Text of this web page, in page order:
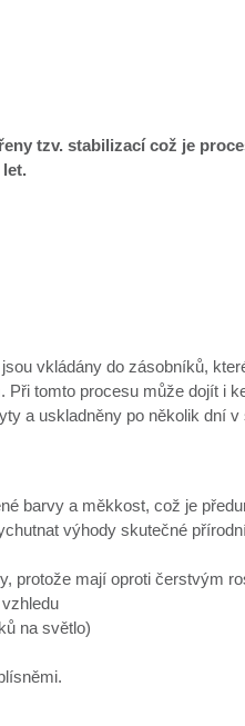
tzv. stabilizací což je
vkládány do zásobníků,
tomto procesu může dojít i
a uskladněny po několik dní
barvy a měkkost, což je
výhody skutečné
protože mají oproti čerstvým
na světlo)